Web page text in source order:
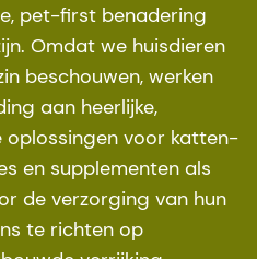
pet-first benadering
Omdat we huisdieren
beschouwen, werken
aan heerlijke,
oplossingen voor katten-
en supplementen als
de verzorging van hun
te richten op